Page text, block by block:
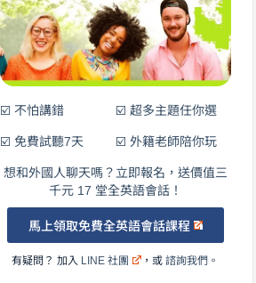
元
開
始
說
英
語！
☑️ 不怕講錯
☑️ 免費試聽7天
☑️ 超多主題任你選
☑️ 外籍老師陪你玩
想和外國人聊天嗎？立即報名，送價值三
千元 17 堂全英語會話！
馬上領取免費全英語會話課程
有疑問？ 加入 LINE 社團 ，或諮詢我們 。